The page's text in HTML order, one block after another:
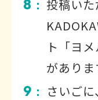
8 ： 投稿い
ト「ヨ
がありま
9 ：
さいご